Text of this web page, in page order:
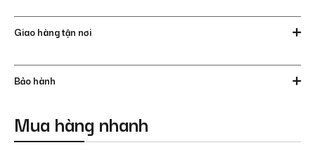
Giao hàng tận nơi
Bảo hành
Mua hàng nhanh